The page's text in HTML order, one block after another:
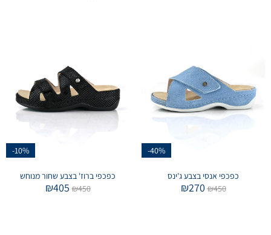
-40%
כפכפי אנסי בצבע ג'ינס
₪450
₪270
-10%
כפכפי ברוז' בצבע שחור מנוחש
₪450
₪405